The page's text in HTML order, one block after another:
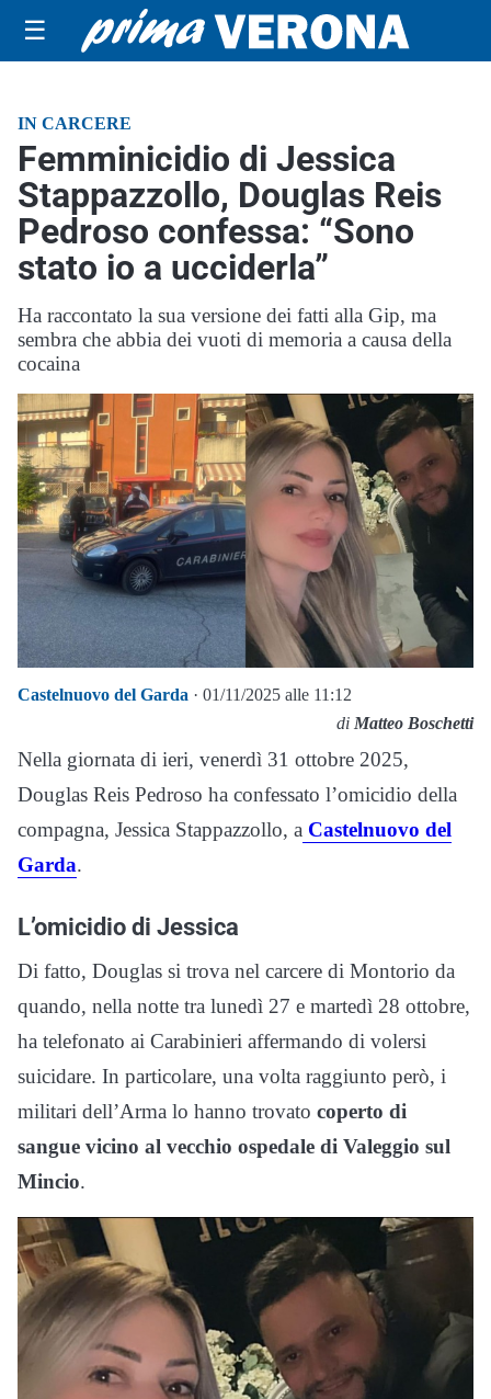
☰
IN CARCERE
Femminicidio di Jessica
Stappazzollo, Douglas Reis
Pedroso confessa: “Sono
stato io a ucciderla”
Ha raccontato la sua versione dei fatti alla Gip, ma
sembra che abbia dei vuoti di memoria a causa della
cocaina
Castelnuovo del Garda · 01/11/2025 alle 11:12
di Matteo Boschetti
Nella giornata di ieri, venerdì 31 ottobre 2025,
Douglas Reis Pedroso ha confessato l’omicidio della
compagna, Jessica Stappazzollo, a Castelnuovo del
Garda.
L’omicidio di Jessica
Di fatto, Douglas si trova nel carcere di Montorio da
quando, nella notte tra lunedì 27 e martedì 28 ottobre,
ha telefonato ai Carabinieri affermando di volersi
suicidare. In particolare, una volta raggiunto però, i
militari dell’Arma lo hanno trovato coperto di
sangue vicino al vecchio ospedale di Valeggio sul
Mincio.